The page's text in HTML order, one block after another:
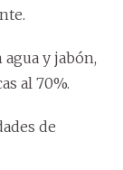
y jabón,
al 70%.
de